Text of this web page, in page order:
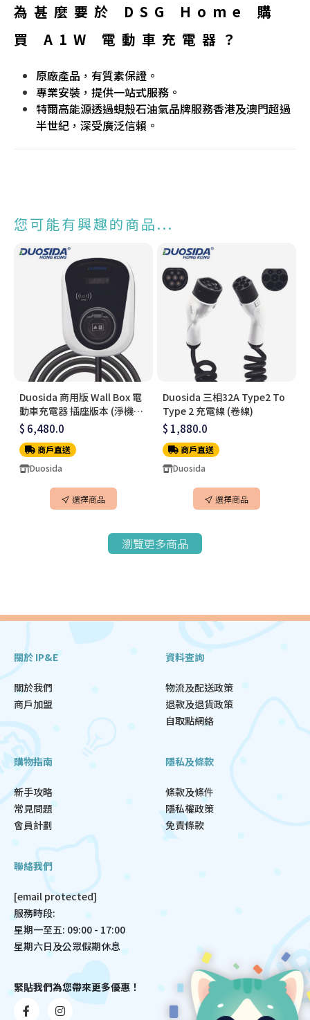
為甚麼要於 DSG Home 購
買 A1W 電動車充電器？
原廠產品，有質素保證。
專業安裝，提供一站式服務。
特爾高能源透過蜆殼石油氣品牌服務香港及澳門超過
半世紀，深受廣泛信賴。
您可能有興趣的商品...
Duosida 商用版 Wall Box 電
動車充電器 插座版本 (淨機價
不連安裝)
$ 6,480.0
商戶直送
Duosida
選擇商品
Duosida 三相32A Type2 To
Type 2 充電線 (卷線)
$ 1,880.0
商戶直送
Duosida
選擇商品
瀏覽更多商品
關於 IP&E
關於我們
商戶加盟
資料查詢
物流及配送政策
退款及退貨政策
自取點網絡
購物指南
新手攻略
常見問題
會員計劃
隱私及條款
條款及條件
隱私權政策
免責條款
聯絡我們
[email protected]
服務時段:
星期一至五: 09:00 - 17:00
星期六日及公眾假期休息
緊貼我們為您帶來更多優惠！